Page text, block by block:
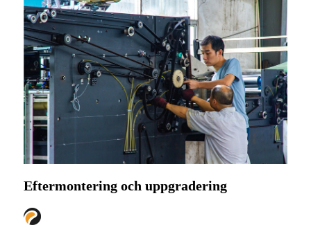
Eftermontering och uppgradering